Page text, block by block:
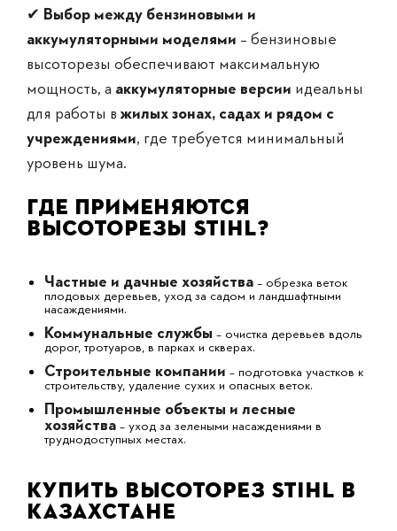
✔ Выбор между бензиновыми и
аккумуляторными моделями – бензиновые
высоторезы обеспечивают максимальную
мощность, а аккумуляторные версии идеальны
для работы в жилых зонах, садах и рядом с
учреждениями, где требуется минимальный
уровень шума.
Где применяются
высоторезы STIHL?
Частные и дачные хозяйства– обрезка веток
плодовых деревьев, уход за садом и ландшафтными
насаждениями.
Коммунальные службы – очистка деревьев вдоль
дорог, тротуаров, в парках и скверах.
Строительные компании – подготовка участков к
строительству, удаление сухих и опасных веток.
Промышленные объекты и лесные
хозяйства– уход за зелеными насаждениями в
труднодоступных местах.
Купить высоторез STIHL в
Казахстане